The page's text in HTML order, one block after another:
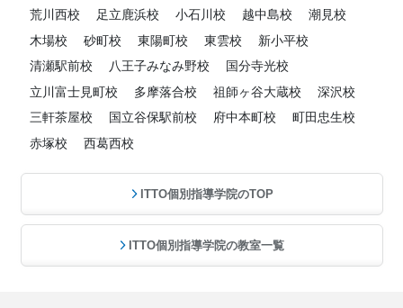
荒川西校
足立鹿浜校 小石川校 越中島校
潮見校
木場校
砂町校 東陽町校 東雲校
新小平校
清瀬駅前校
八王子みなみ野校
国分寺光校
立川富士見町校
多摩落合校 祖師ヶ谷大蔵校
深沢校
三軒茶屋校
国立谷保駅前校 府中本町校
町田忠生校
赤塚校
西葛西校
ITTO個別指導学院のTOP
ITTO個別指導学院の教室一覧